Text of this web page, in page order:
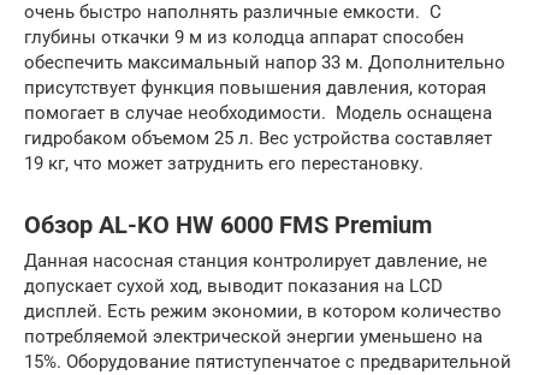
очень быстро наполнять различные емкости. С
глубины откачки 9 м из колодца аппарат способен
обеспечить максимальный напор 33 м. Дополнительно
присутствует функция повышения давления, которая
помогает в случае необходимости. Модель оснащена
гидробаком объемом 25 л. Вес устройства составляет
19 кг, что может затруднить его перестановку.
Обзор AL-KO HW 6000 FMS Premium
Данная насосная станция контролирует давление, не
допускает сухой ход, выводит показания на LCD
дисплей. Есть режим экономии, в котором количество
потребляемой электрической энергии уменьшено на
15%. Оборудование пятиступенчатое с предварительной